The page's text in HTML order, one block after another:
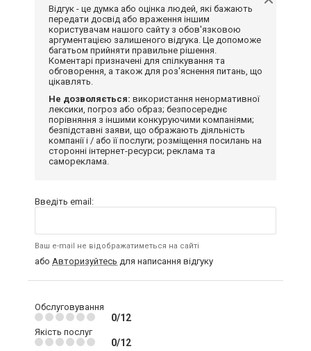
Відгук - це думка або оцінка людей, які бажають
передати досвід або враження іншим
користувачам нашого сайту з обов'язковою
аргументацією залишеного відгука. Це допоможе
багатьом прийняти правильне рішення.
Коментарі призначені для спілкування та
обговорення, а також для роз'яснення питань, що
цікавлять.
Не дозволяється: використання ненормативної
лексики, погроз або образ; безпосереднє
порівняння з іншими конкуруючими компаніями;
безпідставні заяви, що ображають діяльність
компанії і / або її послуги; розміщення посилань на
сторонні інтернет-ресурси; реклама та
самореклама.
Введіть email:
Ваш e-mail не відображатиметься на сайті
або Авторизуйтесь для написання відгуку
Обслуговування
0/12
Якість послуг
0/12